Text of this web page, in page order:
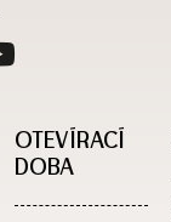
OTEVÍRACÍ
DOBA​